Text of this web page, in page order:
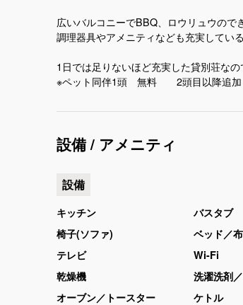
広いバルコニーでBBQ、ロウリュウので
調理器具やアメニティなども充実してい
1日では足りないほど充実した貸別荘なの
設備 / アメニティ
設備
キッチン バスタブ
椅子(ソファ)
ベッド／
テレビ
Wi-Fi
乾燥機
洗濯洗剤
オーブン／トースター
ケトル